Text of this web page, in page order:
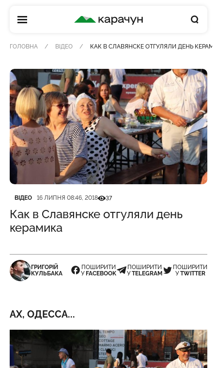
КАРАЧУН
ГОЛОВНА ВІДЕО КАК В СЛАВЯНСКЕ ОТГУЛЯЛИ ДЕНЬ
Категорія
ВІДЕО
Дата публікації
16 ЛИПНЯ 08:46, 2018Кількість переглядів
37
Как в Славянске отгуляли день
керамика
ГРИГОРІЙ
КУЛЬБАКА
ПОШИРИТИ
У FACEBOOK
ПОШИРИТИ
УTELEGRAM
ПОШИРИТИ
УTWITTER
АХ, ОДЕССА...